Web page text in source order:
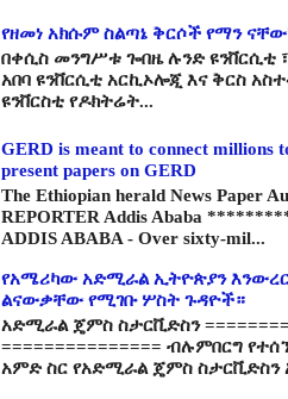
የዘመነ አክሱም ስልጣኔ ቅርሶች የማን
በቀሲስ መንግሥቱ ጐበዜ ሉንድ ዩንቨርሲቲ
አበባ ዩንቨርሲቲ አርኪኦሎጂ እና ቅርስ
ዩንቨርስቲ የዶክትሬት...
GERD is meant to connect millions
present papers on GERD
The Ethiopian herald News Paper
REPORTER Addis Ababa
ADDIS ABABA - Over sixty-mil...
የአሜሪካው አድሚራል ኢትዮጵያን
ልናውቃቸው የሚገቡ ሦስት ጉዳዮች።
አድሚራል ጄምስ ስታርቪድስን
=============== ብሉምበርግ
አምድ ስር የአድሚራል ጄምስ ስታርቪድስን